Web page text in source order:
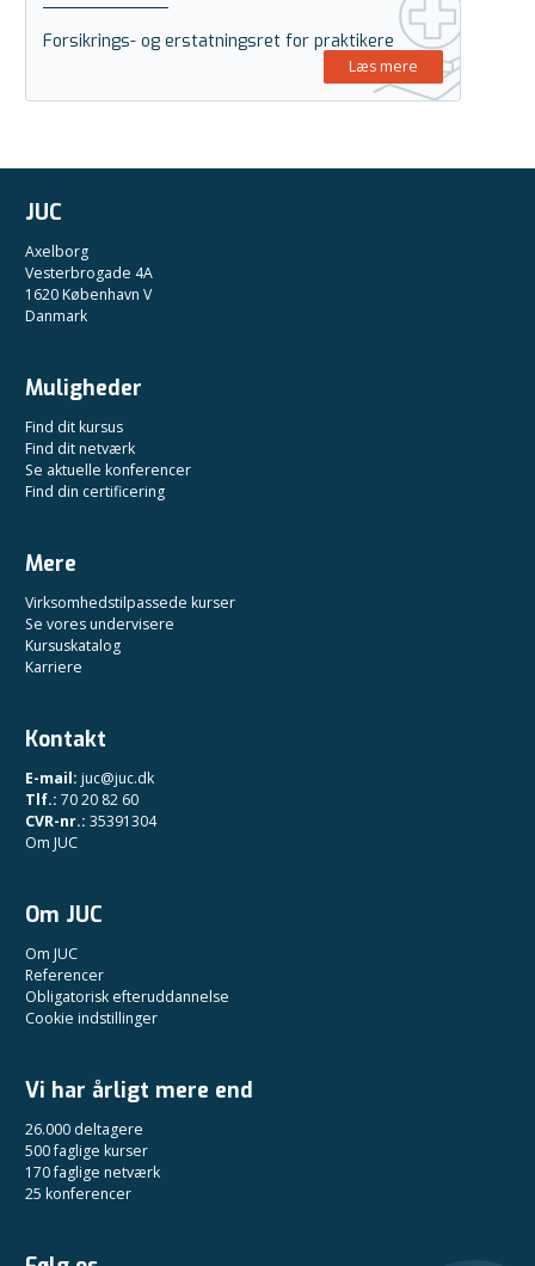
Forsikrings- og erstatningsret for praktikere
Læs mere
JUC
Axelborg
Vesterbrogade 4A
1620 København V
Danmark
Muligheder
Find dit kursus
Find dit netværk
Se aktuelle konferencer
Find din certificering
Mere
Virksomhedstilpassede kurser
Se vores undervisere
Kursuskatalog
Karriere
Kontakt
E-mail: juc@juc.dk
Tlf.: 70 20 82 60
CVR-nr.: 35391304
Om JUC
Om JUC
Om JUC
Referencer
Obligatorisk efteruddannelse
Cookie indstillinger
Vi har årligt mere end
26.000 deltagere
500 faglige kurser
170 faglige netværk
25 konferencer